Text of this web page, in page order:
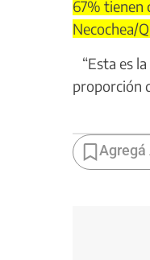
67% tienen
Necochea/
“Esta es
proporción
Agregá